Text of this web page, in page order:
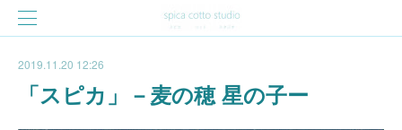
2019.11.20 12:26
「スピカ」－麦の穂 星の子ー